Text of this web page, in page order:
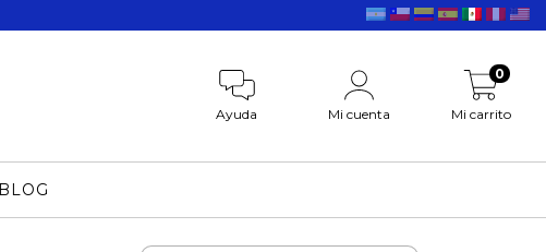
Ayuda Mi cuenta Mi carrito
0
BLOG